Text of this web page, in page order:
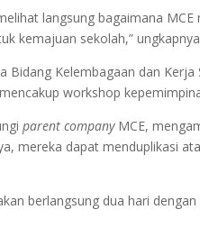
langsung bagaimana
kemajuan sekolah,”
Bidang Kelembagaan dan
workshop
parent companyMCE,
mereka dapat menduplikasi
berlangsung dua hari